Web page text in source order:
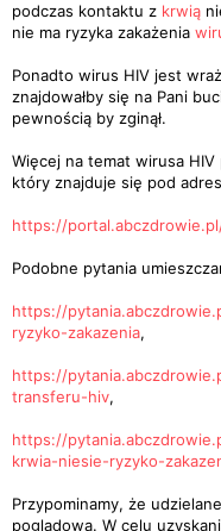
podczas kontaktu z krwią
nie ma ryzyka zakażenia
Ponadto wirus HIV jest
znajdowałby się na Pani
pewnością by zginął.
Więcej na temat wirusa
który znajduje się pod
https://
Podobne pytania
https://
ryzyko-zakazenia,
https://
transferu-hiv,
https://
krwia-niesie-ryzyko-
Przypominamy, że
poglądową. W celu